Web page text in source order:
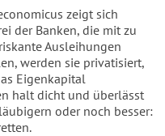
zeigt sich
der Banken, die mit zu
Ausleihungen
werden sie privatisiert,
Eigenkapital
halt dicht und überlässt
oder noch besser: